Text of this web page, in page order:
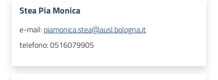
Stea Pia Monica
e-mail: piamonica.stea@ausl.bologna.it
telefono:0516079905